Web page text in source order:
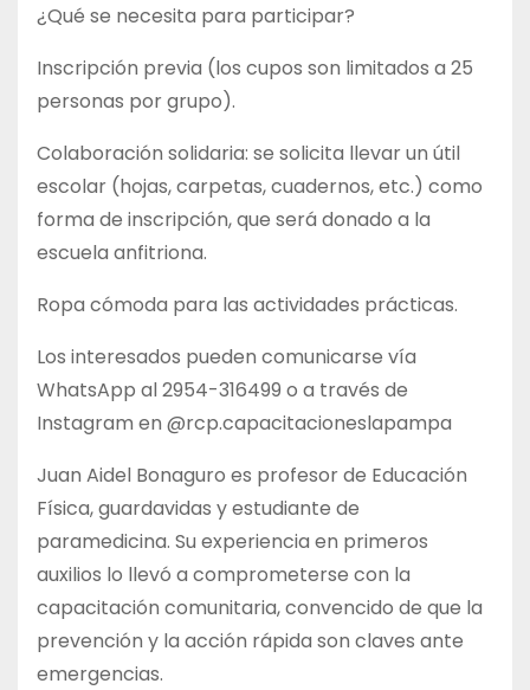
¿Qué se necesita para participar?
Inscripción previa (los cupos son limitados a 25
personas por grupo).
Colaboración solidaria: se solicita llevar un útil
escolar (hojas, carpetas, cuadernos, etc.) como
forma de inscripción, que será donado a la
escuela anfitriona.
Ropa cómoda para las actividades prácticas.
Los interesados pueden comunicarse vía
WhatsApp al 2954-316499 o a través de
Instagram en @rcp.capacitacioneslapampa
Juan Aidel Bonaguro es profesor de Educación
Física, guardavidas y estudiante de
paramedicina. Su experiencia en primeros
auxilios lo llevó a comprometerse con la
capacitación comunitaria, convencido de que la
prevención y la acción rápida son claves ante
emergencias.